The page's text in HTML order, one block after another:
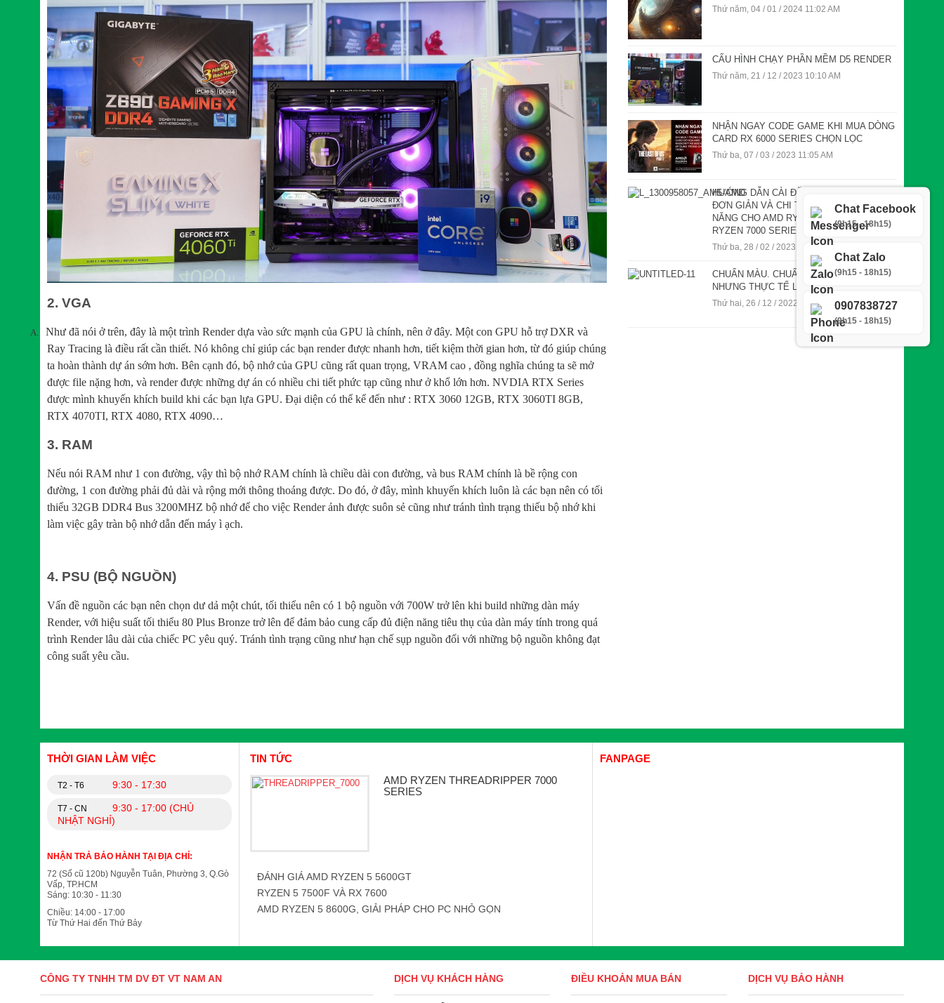
2. VGA
A.
Như đã nói ở trên, đây là một trình Render dựa vào sức mạnh của GPU là chính, nên ở đây. Một con GPU hỗ trợ DXR và
Ray Tracing là điều rất cần thiết. Nó không chỉ giúp các bạn render được nhanh hơn, tiết kiệm thời gian hơn, từ đó giúp chúng
ta hoàn thành dự án sớm hơn. Bên cạnh đó, bộ nhớ của GPU cũng rất quan trọng, VRAM cao , đồng nghĩa chúng ta sẽ mở
được file nặng hơn, và render được những dự án có nhiều chi tiết phức tạp cũng như ở khổ lớn hơn. NVDIA RTX Series
được mình khuyến khích build khi các bạn lựa GPU. Đại diện có thể kể đến như : RTX 3060 12GB, RTX 3060TI 8GB,
RTX 4070TI, RTX 4080, RTX 4090…
3. RAM
Nếu nói RAM như 1 con đường, vậy thì bộ nhớ RAM chính là chiều dài con đường, và bus RAM chính là bề rộng con
đường, 1 con đường phải đủ dài và rộng mới thông thoáng được. Do đó, ở đây, mình khuyến khích luôn là các bạn nên có tối
thiểu 32GB DDR4 Bus 3200MHZ bộ nhớ để cho việc Render ảnh được suôn sẻ cũng như tránh tình trạng thiếu bộ nhớ khi
làm việc gây tràn bộ nhớ dẫn đến máy ì ạch.
4. PSU (BỘ NGUỒN)
Vấn đề nguồn các bạn nên chọn dư dả một chút, tối thiểu nên có 1 bộ nguồn với 700W trở lên khi build những dàn máy
Render, với hiệu suất tối thiểu 80 Plus Bronze trở lên để đảm bảo cung cấp đủ điện năng tiêu thụ của dàn máy tính trong quá
trình Render lâu dài của chiếc PC yêu quý. Tránh tình trạng cũng như hạn chế sụp nguồn đối với những bộ nguồn không đạt
công suất yêu cầu.
Thứ năm, 04 / 01 / 2024 11:02 AM
CẤU HÌNH CHẠY PHẦN MỀM D5 RENDER
Thứ năm, 21 / 12 / 2023 10:10 AM
NHẬN NGAY CODE GAME KHI MUA DÒNG
CARD RX 6000 SERIES CHỌN LỌC
Thứ ba, 07 / 03 / 2023 11:05 AM
HƯỚNG DẪN CÀI ĐẶT DRIVER AMD CỰC
ĐƠN GIẢN VÀ CHI TIẾT. TỐI ƯU HIỆU
NĂNG CHO AMD RYZEN 5000 VÀ AMD
RYZEN 7000 SERIES
Thứ ba, 28 / 02 / 2023 04:26 PM
CHUẨN MÀU. CHUẨN MỰC TUYỆT ĐỐI
NHƯNG THỰC TẾ LUÔN TƯƠNG ĐỐI.
Thứ hai, 26 / 12 / 2022 11:26 AM
THỜI GIAN LÀM VIỆC
T2 - T6 9:30 - 17:30
T7 - CN
9:30 - 17:00 (CHỦ
NHẬT NGHỈ)
NHẬN TRẢ BẢO HÀNH TẠI ĐỊA CHỈ:
72 (Số cũ 120b) Nguyễn Tuân, Phường 3, Q.Gò
Vấp, TP.HCM
Sáng: 10:30 - 11:30
Chiều: 14:00 - 17:00
Từ Thứ Hai đến Thứ Bảy
TIN TỨC
AMD RYZEN THREADRIPPER 7000
SERIES
ĐÁNH GIÁ AMD RYZEN 5 5600GT
RYZEN 5 7500F VÀ RX 7600
AMD RYZEN 5 8600G, GIẢI PHÁP CHO PC NHỎ GỌN
FANPAGE
CÔNG TY TNHH TM DV ĐT VT NAM AN DỊCH VỤ KHÁCH HÀNG ĐIỀU KHOẢN MUA BÁN DỊCH VỤ BẢO HÀNH
Chat Facebook
(9h15 - 18h15)
Chat Zalo
(9h15 - 18h15)
0907838727
(9h15 - 18h15)